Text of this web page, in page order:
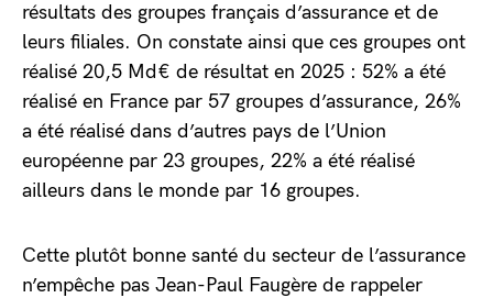
résultats des groupes français d’assurance et de
leurs filiales. On constate ainsi que ces groupes ont
réalisé 20,5 Md€ de résultat en 2025 : 52% a été
réalisé en France par 57 groupes d’assurance, 26%
a été réalisé dans d’autres pays de l’Union
européenne par 23 groupes, 22% a été réalisé
ailleurs dans le monde par 16 groupes.
Cette plutôt bonne santé du secteur de l’assurance
n’empêche pas Jean-Paul Faugère de rappeler